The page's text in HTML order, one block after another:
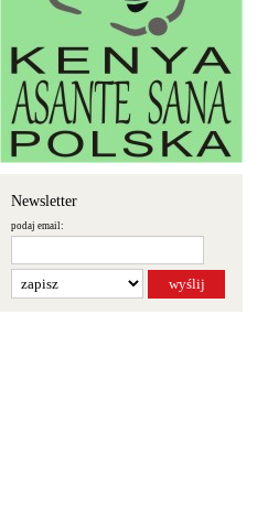
Newsletter
podaj email: